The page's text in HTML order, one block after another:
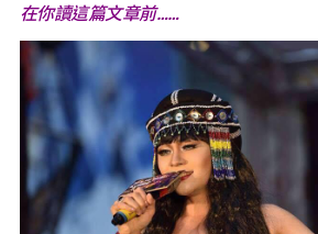
活動專區
媒體專區
原住民族文化藝術補助成果專區
展演櫥窗
在你讀這篇文章前……